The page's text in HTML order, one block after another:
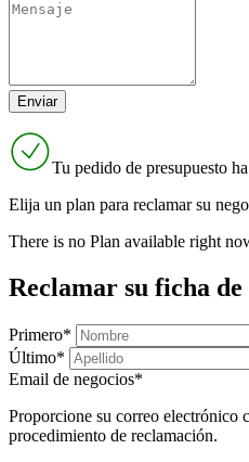
Tu pedido de presupuesto
Elija un plan para reclamar su
There is no Plan available right
Reclamar su ficha de
Primero*
Último*
Email de negocios*
Proporcione su correo electrónico
procedimiento de reclamación.